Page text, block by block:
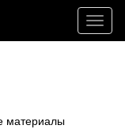
материалы